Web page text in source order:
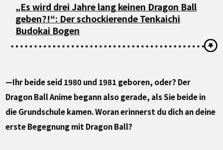
„Es wird drei Jahre lang keinen Dragon Ball
geben?!“: Der schockierende Tenkaichi
Budokai Bogen
—Ihr beide seid 1980 und 1981 geboren, oder? Der
Dragon Ball Anime begann also gerade, als Sie beide in
die Grundschule kamen. Woran erinnerst du dich an deine
erste Begegnung mit Dragon Ball?